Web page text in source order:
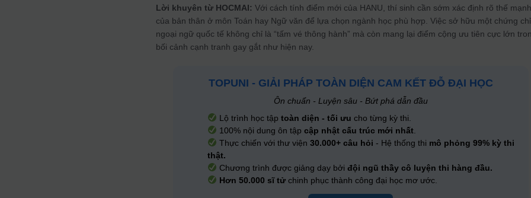
Lời khuyên từ HOCMAI: Với cách tính điểm mới của HANU, thí sinh cần sớm xác định rõ thế mạnh
của bản thân ở môn Toán hay Ngữ văn để lựa chọn ngành học phù hợp. Việc sở hữu một chứng chỉ
ngoại ngữ quốc tế không chỉ là “tấm vé thông hành” mà còn mang lại điểm cộng ưu tiên cực lớn
bối cảnh cạnh tranh gay gắt như hiện nay.
TOPUNI - GIẢI PHÁP TOÀN DIỆN CAM KẾT ĐỖ ĐẠI HỌC
Ôn chuẩn - Luyện sâu - Bứt phá dẫn đầu
Lộ trình học tập toàn diện - tối ưu cho từng kỳ thi.
100% nội dung ôn tập cập nhật cấu trúc mới nhất.
Thực chiến với thư viện 30.000+ câu hỏi - Hệ thống thi mô phỏng 99% kỳ thi
thật.
Chương trình được giảng dạy bởi đội ngũ thầy cô luyện thi hàng đầu.
Hơn 50.000 sĩ tửchinh phục thành công đại học mơ ước.